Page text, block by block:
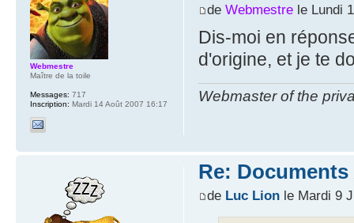
de Webmestrele Lundi
Dis-moi en
d'origine, et je te
Webmaster of the
Webmestre
Maître de la toile
Messages: 717
Inscription: Mardi 14 Août 2007 16:17
Re:
de Luc Lionle Mardi 9